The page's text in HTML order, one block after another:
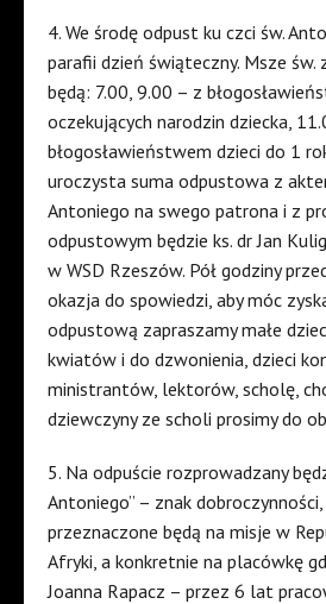
4. We środę odpust ku czci św.
parafii dzień świąteczny. Msze św.
będą: 7.00, 9.00 – z
oczekujących narodzin dziecka,
błogosławieństwem dzieci do 1
uroczysta suma odpustowa z
Antoniego na swego patrona i z
odpustowym będzie ks. dr Jan
w WSD Rzeszów. Pół godziny
okazja do spowiedzi, aby móc
odpustową zapraszamy małe
kwiatów i do dzwonienia, dzieci
ministrantów, lektorów, scholę,
dziewczyny ze scholi prosimy do
5. Na odpuście rozprowadzany
Antoniego” – znak
przeznaczone będą na misje w
Afryki, a konkretnie na placówkę
Joanna Rapacz – przez 6 lat